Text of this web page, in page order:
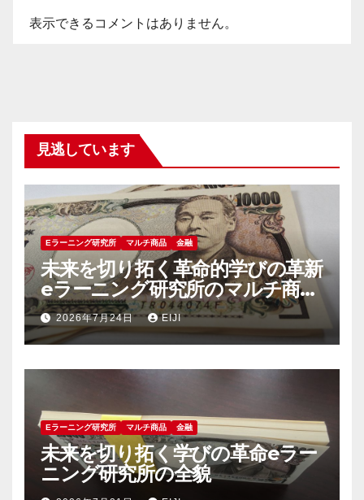
表示できるコメントはありません。
見逃しています
Eラーニング研究所 マルチ商品 金融
未来を切り拓く革命的学びの革新
eラーニング研究所のマルチ商品
群が示す新時代の教育像
2026年7月24日 EIJI
Eラーニング研究所 マルチ商品 金融
未来を切り拓く学びの革命eラー
ニング研究所の全貌